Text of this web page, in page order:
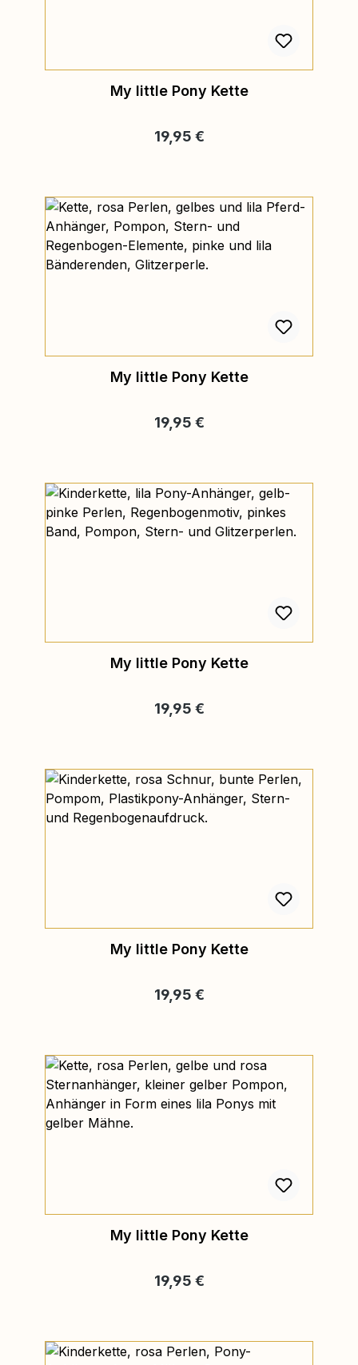
My little Pony Kette
Regulärer Preis:
19,95 €
My little Pony Kette
Regulärer Preis:
19,95 €
My little Pony Kette
Regulärer Preis:
19,95 €
My little Pony Kette
Regulärer Preis:
19,95 €
My little Pony Kette
Regulärer Preis:
19,95 €